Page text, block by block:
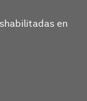
en